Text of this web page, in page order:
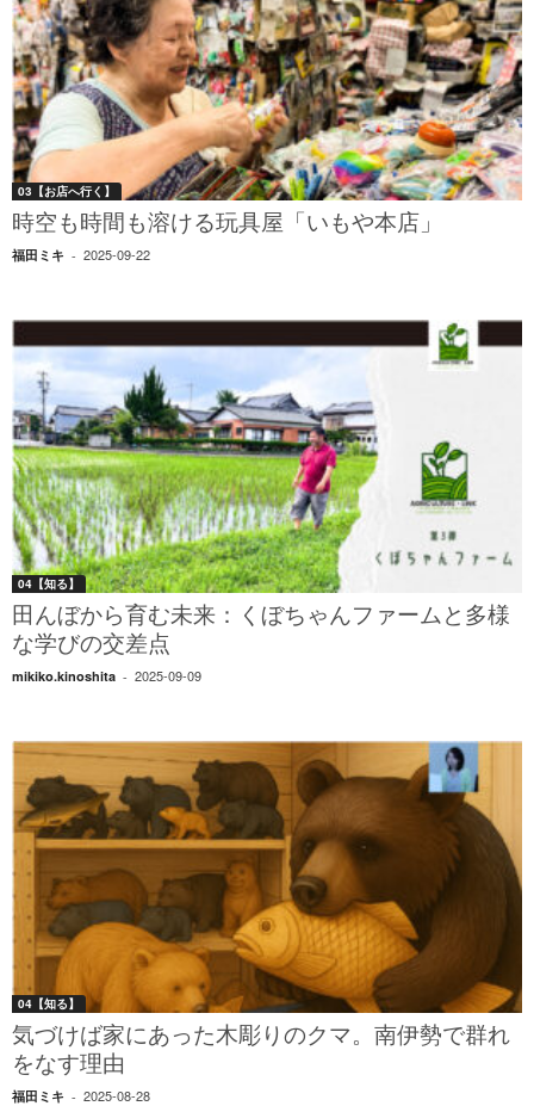
03【お店へ行く】
時空も時間も溶ける玩具屋「いもや本店」
福田ミキ - 2025-09-22
04【知る】
田んぼから育む未来：くぼちゃんファームと多様
な学びの交差点
mikiko.kinoshita - 2025-09-09
04【知る】
気づけば家にあった木彫りのクマ。南伊勢で群れ
をなす理由
福田ミキ - 2025-08-28